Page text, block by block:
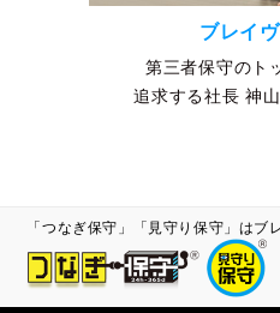
ブレイ
第三者保守のト
追求する社長 神
「つなぎ保守」「見守り保守」はブ